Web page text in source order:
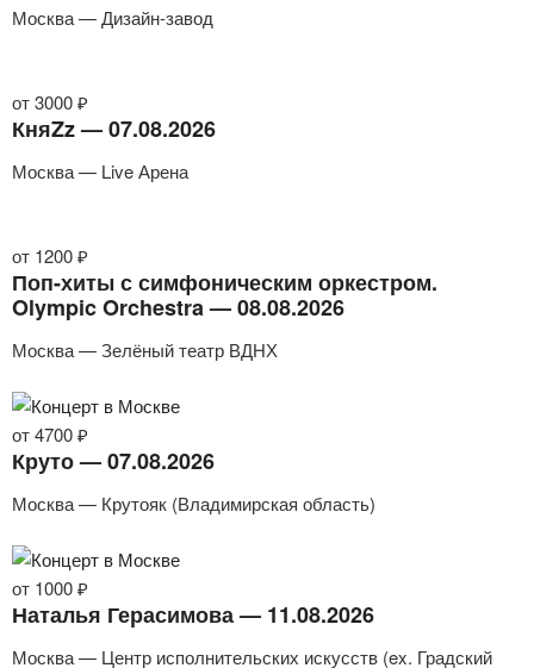
Москва — Дизайн-завод
от 3000 ₽
КняZz — 07.08.2026
Москва — Live Арена
от 1200 ₽
Поп-хиты с симфоническим оркестром.
Olympic Orchestra — 08.08.2026
Москва — Зелёный театр ВДНХ
от 4700 ₽
Круто — 07.08.2026
Москва — Крутояк (Владимирская область)
от 1000 ₽
Наталья Герасимова — 11.08.2026
Москва — Центр исполнительских искусств (ex. Градский